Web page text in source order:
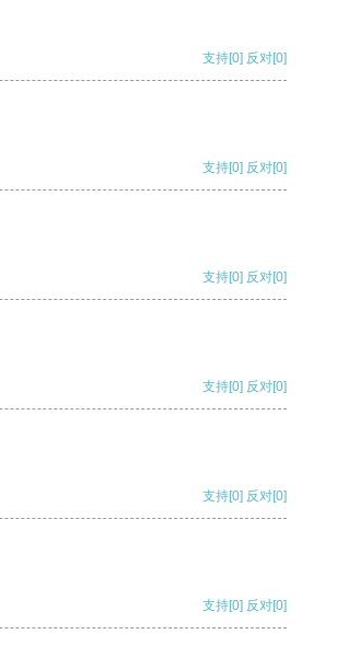
支持[0] 反对[0]
支持[0] 反对[0]
支持[0] 反对[0]
支持[0] 反对[0]
支持[0] 反对[0]
支持[0] 反对[0]